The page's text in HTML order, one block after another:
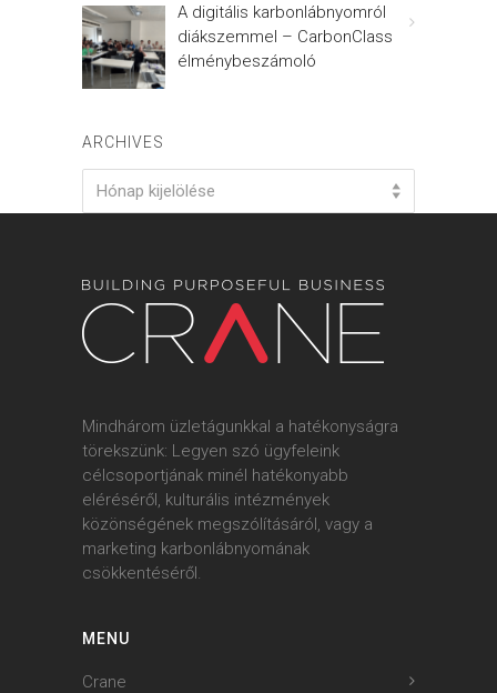
A digitális karbonlábnyomról
diákszemmel – CarbonClass
élménybeszámoló
ARCHIVES
Hónap kijelölése
Mindhárom üzletágunkkal a hatékonyságra
törekszünk: Legyen szó ügyfeleink
célcsoportjának minél hatékonyabb
eléréséről, kulturális intézmények
közönségének megszólításáról, vagy a
marketing karbonlábnyomának
csökkentéséről.
MENU
Crane